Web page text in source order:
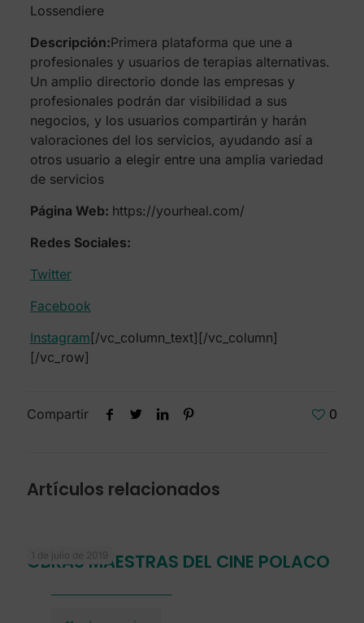
Lossendiere
Descripción:Primera plataforma que une a
profesionales y usuarios de terapias alternativas.
Un amplio directorio donde las empresas y
profesionales podrán dar visibilidad a sus
negocios, y los usuarios compartirán y harán
valoraciones del los servicios, ayudando así a
otros usuario a elegir entre una amplia variedad
de servicios
Página Web: https://yourheal.com/
Redes Sociales:
Twitter
Facebook
Instagram[/vc_column_text][/vc_column]
[/vc_row]
Compartir 0
Artículos relacionados
1 de julio de 2019
OBRAS MAESTRAS DEL CINE POLACO